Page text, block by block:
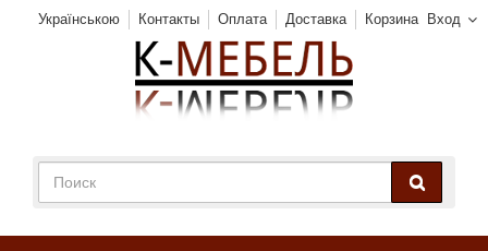
Вход
Українською Контакты Оплата Доставка Корзина